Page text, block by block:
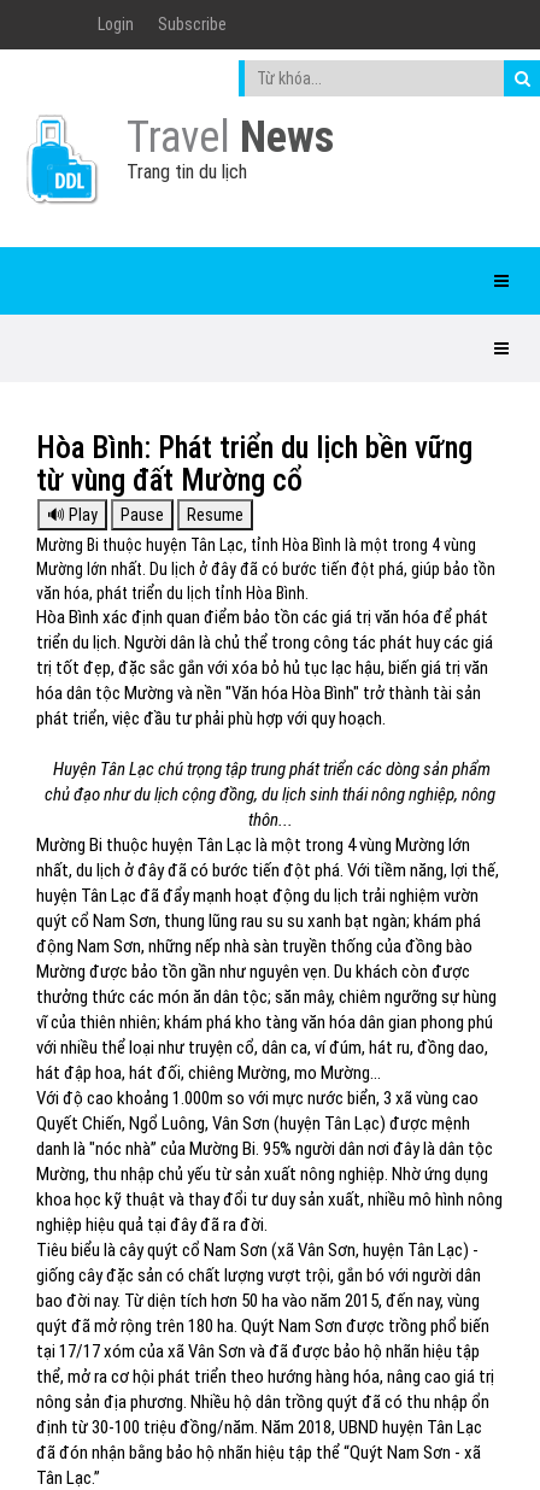
Login Subscribe
Travel News
Trang tin du lịch
Hòa Bình: Phát triển du lịch bền vững
từ vùng đất Mường cổ
Mường Bi thuộc huyện Tân Lạc, tỉnh Hòa Bình là một trong 4 vùng
Mường lớn nhất. Du lịch ở đây đã có bước tiến đột phá, giúp bảo tồn
văn hóa, phát triển du lịch tỉnh Hòa Bình.
Hòa Bình xác định quan điểm bảo tồn các giá trị văn hóa để phát
triển du lịch. Người dân là chủ thể trong công tác phát huy các giá
trị tốt đẹp, đặc sắc gắn với xóa bỏ hủ tục lạc hậu, biến giá trị văn
hóa dân tộc Mường và nền "Văn hóa Hòa Bình" trở thành tài sản
phát triển, việc đầu tư phải phù hợp với quy hoạch.
Huyện Tân Lạc chú trọng tập trung phát triển các dòng sản phẩm
chủ đạo như du lịch cộng đồng, du lịch sinh thái nông nghiệp, nông
thôn...
Mường Bi thuộc huyện Tân Lạc là một trong 4 vùng Mường lớn
nhất, du lịch ở đây đã có bước tiến đột phá. Với tiềm năng, lợi thế,
huyện Tân Lạc đã đẩy mạnh hoạt động du lịch trải nghiệm vườn
quýt cổ Nam Sơn, thung lũng rau su su xanh bạt ngàn; khám phá
động Nam Sơn, những nếp nhà sàn truyền thống của đồng bào
Mường được bảo tồn gần như nguyên vẹn. Du khách còn được
thưởng thức các món ăn dân tộc; săn mây, chiêm ngưỡng sự hùng
vĩ của thiên nhiên; khám phá kho tàng văn hóa dân gian phong phú
với nhiều thể loại như truyện cổ, dân ca, ví đúm, hát ru, đồng dao,
hát đập hoa, hát đối, chiêng Mường, mo Mường...
Với độ cao khoảng 1.000m so với mực nước biển, 3 xã vùng cao
Quyết Chiến, Ngổ Luông, Vân Sơn (huyện Tân Lạc) được mệnh
danh là "nóc nhà” của Mường Bi. 95% người dân nơi đây là dân tộc
Mường, thu nhập chủ yếu từ sản xuất nông nghiệp. Nhờ ứng dụng
khoa học kỹ thuật và thay đổi tư duy sản xuất, nhiều mô hình nông
nghiệp hiệu quả tại đây đã ra đời.
Tiêu biểu là cây quýt cổ Nam Sơn (xã Vân Sơn, huyện Tân Lạc) -
giống cây đặc sản có chất lượng vượt trội, gắn bó với người dân
bao đời nay. Từ diện tích hơn 50 ha vào năm 2015, đến nay, vùng
quýt đã mở rộng trên 180 ha. Quýt Nam Sơn được trồng phổ biến
tại 17/17 xóm của xã Vân Sơn và đã được bảo hộ nhãn hiệu tập
thể, mở ra cơ hội phát triển theo hướng hàng hóa, nâng cao giá trị
nông sản địa phương. Nhiều hộ dân trồng quýt đã có thu nhập ổn
định từ 30-100 triệu đồng/năm. Năm 2018, UBND huyện Tân Lạc
đã đón nhận bằng bảo hộ nhãn hiệu tập thể “Quýt Nam Sơn - xã
Tân Lạc.”